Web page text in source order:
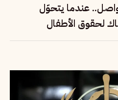
عندما يتحوّل
لحقوق الأطفال